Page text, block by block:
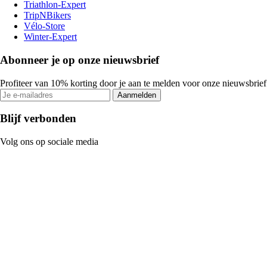
Triathlon-Expert
TripNBikers
Vélo-Store
Winter-Expert
Abonneer je op onze nieuwsbrief
Profiteer van 10% korting door je aan te melden voor onze nieuwsbrief
Aanmelden
Blijf verbonden
Volg ons op sociale media